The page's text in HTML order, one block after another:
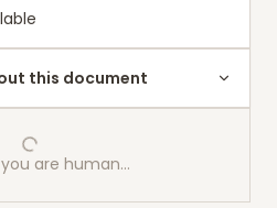
this document
are human…